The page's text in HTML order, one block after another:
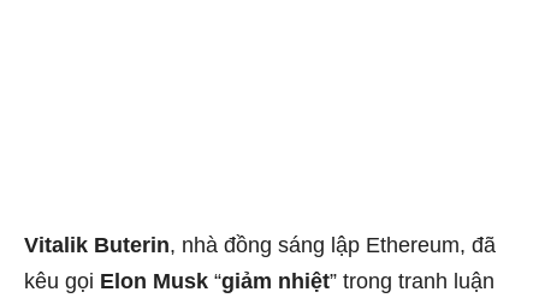
Vitalik Buterin, nhà đồng sáng lập Ethereum, đã
kêu gọi Elon Musk “giảm nhiệt” trong tranh luận